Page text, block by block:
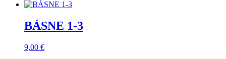
BÁSNE 1-3
9,00 €